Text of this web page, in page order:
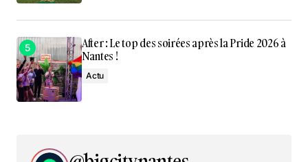
After : Le top des soirées après la Pride 2026 à
Nantes !
Actu